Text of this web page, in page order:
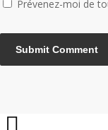
Prévenez-moi de
Share